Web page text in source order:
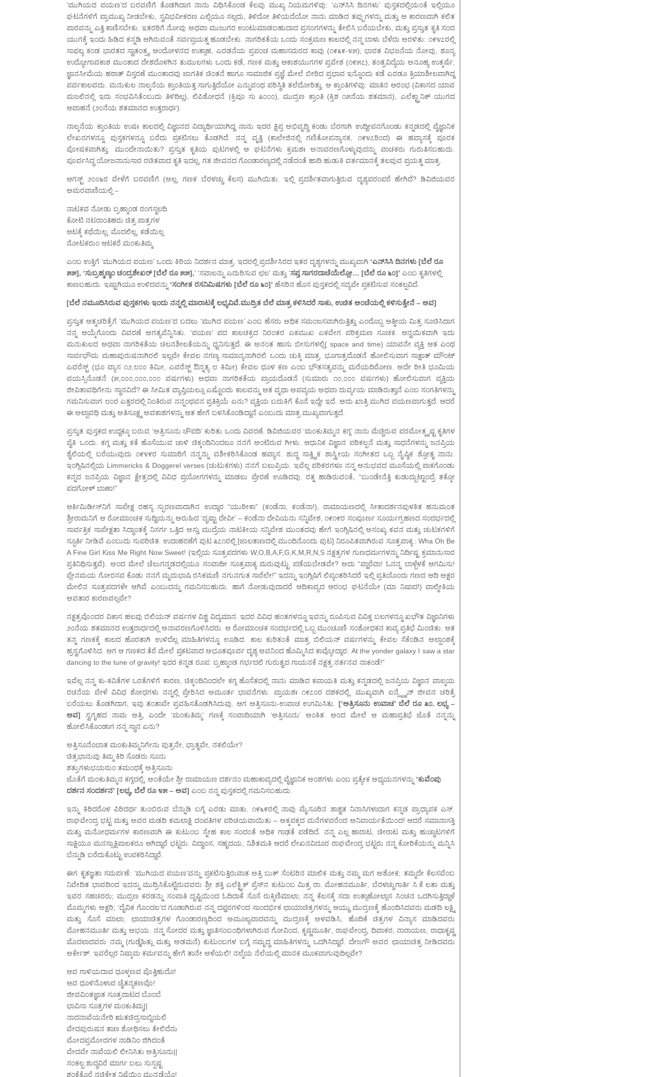
‘ಮುಗಿಯದ ಪಯಣ’ದ ಬರವಣಿಗೆ ತೊಡಗಿದಾಗ ನಾನು ವಿಧಿಸಿಕೊಂಡ ಕೆಲವು ಮುಖ್ಯ ನಿಯಮಗಳಿವು: ‘ಎನ್‌ಸಿಸಿ ದಿನಗಳು’ ಪುಸ್ತಕದಲ್ಲಿಯಂತೆ ಇಲ್ಲಿಯೂ
ಘಟನೆಗಳಿಗೆ ಪ್ರಾಮುಖ್ಯ ನೀಡಬೇಕು, ಸ್ವವಿಭವೀಕರಣ ಎಲ್ಲಿಯೂ ಸಲ್ಲದು, ತಿಳಿದೋ ತಿಳಿಯದೆಯೋ ನಾನು ಮಾಡಿದ ತಪ್ಪುಗಳನ್ನು ಮತ್ತು ಆ ಕಾರಣವಾಗಿ ಕಲಿತ
ಪಾಠವನ್ನು ಎತ್ತಿ ಕಾಣಿಸಬೇಕು. ಇತರರಿಗೆ ನೋವು ಅಥವಾ ಮುಜುಗರ ಉಂಟುಮಾಡಬಹುದಾದ ಪ್ರಸಂಗಗಳನ್ನು ತೇಲಿಸಿ ಬರೆಯಬೇಕು, ಮತ್ತು ಪ್ರಸ್ತುತ ಕೃತಿ ಸಂದ
ಯುಗಕ್ಕೆ ಇಂದು ಹಿಡಿದ ಕನ್ನಡಿ ಆಗಿರುವಂತೆ ಸರ್ವಪ್ರಯತ್ನ ಹೂಡಬೇಕು. ನಾಗರಿಕತೆಯ ಒಂದು ಸಂಕ್ರಮಣ ಕಾಲದಲ್ಲಿ ನನ್ನ ಬಾಳು ಬೆಳೆದು ಅರಳಿತು: ೧೯೪೭ರಲ್ಲಿ
ಸಾಫಲ್ಯ ಕಂಡ ಭಾರತದ ಸ್ವಾತಂತ್ರ್ಯ ಆಂದೋಳನದ ಉತ್ಸಾಹ, ಎರಡನೆಯ ಪ್ರಪಂಚ ಮಹಾಸಮರದ ಕಾವು (೧೯೩೯-೪೫), ಭಾರತ ವಿಭಜನೆಯ ನೋವು, ಶೂನ್ಯ
ಉದ್ಯೋಗಾವಕಾಶ ಮುಂತಾದ ದೇಶದೊಳಗಿನ ತುಮುಲಗಳು ಒಂದು ಕಡೆ, ಗಣಕ ಮತ್ತು ಆಕಾಶಯುಗಗಳ ಪ್ರವೇಶ (೧೯೫೭), ತಂತ್ರವಿದ್ಯೆಯ ಅನೂಹ್ಯ ಉತ್ಕರ್ಷೆ,
ಜ್ಞಾನಸೀಮೆಯ ಹಠಾತ್ ವಿಸ್ತರಣೆ ಮುಂತಾದವು ಜಾಗತಿಕ ಚಿಂತನೆ ಹಾಗೂ ಸಾಮಾಜಿಕ ಪ್ರಜ್ಞೆ ಮೇಲೆ ಬೀರಿದ ಪ್ರಭಾವ ಇನ್ನೊಂದು ಕಡೆ ಎರಡೂ ಕ್ರಿಯಾಶೀಲವಾಗಿದ್ದ
ಪರ್ವಕಾಲವದು. ಮನುಕುಲ ನಾಲ್ಕನೆಯ ಕ್ರಾಂತಿಯತ್ತ ಸಾಗುತ್ತಿದೆಯೋ ಎನ್ನುವಂಥ ಪರಿಸ್ಥಿತಿ ತಲೆದೋರಿತ್ತು. ಆ ಕ್ರಾಂತಿಗಳಿವು: ಮಾತಿನ ಆರಂಭ (ವಿಕಾಸದ ಯಾವ
ಮಜಲಿನಲ್ಲಿ ಇದು ಸಂಭವಿಸಿತೆಂಬುದು ತಿಳಿದಿಲ್ಲ), ಲಿಪಿಶೋಧನೆ (ಕ್ರಿಪೂ ಸು ೩೦೦೦), ಮುದ್ರಣ ಕ್ರಾಂತಿ (ಕ್ರಿಶ ೧೫ನೆಯ ಶತಮಾನ), ಎಲೆಕ್ಟ್ರಾನಿಕ್ ಯುಗದ
ಆವಾಹನೆ (೨೦ನೆಯ ಶತಮಾನದ ಉತ್ತರಾರ್ಧ).
ನಾಲ್ಕನೆಯ ಕ್ರಾಂತಿಯ ಉಷಃ ಕಾಲದಲ್ಲಿ ವಿಜ್ಞಾನದ ವಿದ್ಯಾರ್ಥಿಯಾಗಿದ್ದ ನಾನು ಇದರ ಕ್ಷಿಪ್ರ ಅಭಿವೃದ್ಧಿ ಕಂಡು ಬೆರಗಾಗಿ ಉದ್ದೀಪನಗೊಂಡು ಕನ್ನಡದಲ್ಲಿ ವೈಜ್ಞಾನಿಕ
ಲೇಖನಗಳನ್ನೂ ಪುಸ್ತಕಗಳನ್ನೂ ಬರೆದು ಪ್ರಕಟಿಸಲು ತೊಡಗಿದೆ. ನನ್ನ ವೃತ್ತಿ (ಕಾಲೇಜಿನಲ್ಲಿ ಗಣಿತೋಪನ್ಯಾಸಕ, ೧೯೪೭ರಿಂದ) ಈ ಹವ್ಯಾಸಕ್ಕೆ ಪೂರಕ
ಪೋಷಕವಾಗಿತ್ತು. ಮುಂದೇನಾಯಿತು? ಪ್ರಸ್ತುತ ಕೃತಿಯ ಪುಟಗಳಲ್ಲಿ ಆ ಘಟನೆಗಳು ಕ್ರಮಶಃ ಅನಾವರಣಗೊಳ್ಳುವುದನ್ನು ವಾಚಕರು ಗುರುತಿಸಬಹುದು.
ಪೂರ್ವಸಿದ್ಧ ಯೋಜನಾನುಸಾರ ರಚಿತವಾದ ಕೃತಿ ಇದಲ್ಲ, ಗತ ಜೀವನದ ಗೊಂಡಾರಣ್ಯದಲ್ಲಿ ನಡೆದಂತೆ ಹಾದಿ ಹುಡುಕಿ ವರ್ತಮಾನಕ್ಕೆ ತಲಪುವ ಪ್ರಯತ್ನ ಮಾತ್ರ.
ಆಗಸ್ಟ್ ೨೦೦೬ರ ವೇಳೆಗೆ ಬರವಣಿಗೆ (ಅಲ್ಲ, ಗಣಕ ಬೆರಳಚ್ಚು ಕೆಲಸ) ಮುಗಿಯಿತು. ಇಲ್ಲಿ ಪ್ರದರ್ಶಿತವಾಗುತ್ತಿರುವ ದೃಶ್ಯಪರಂಪರೆ ಹೇಗಿದೆ? ಡಿವಿಜಿಯವರ
ಅಮರವಾಣಿಯಲ್ಲಿ –
ನಾಟಕವ ನೋಡು ಬ್ರಹ್ಮಾಂಡ ರಂಗಸ್ಥಲದಿ
ಕೋಟಿ ನಟರಾಂತಿಹರು ಚಿತ್ರ ಪಾತ್ರಗಳ
ಆಟಕ್ಕೆ ಕಥೆಯಿಲ್ಲ, ಮೊದಲಿಲ್ಲ, ಕಡೆಯಿಲ್ಲ
ನೋಟಕರುಂ ಆಟಕರೆ ಮಂಕುತಿಮ್ಮ
ಎಂಬ ಉಕ್ತಿಗೆ ‘ಮುಗಿಯದ ಪಯಣ’ ಒಂದು ಕಿರಿಯ ನಿದರ್ಶನ ಮಾತ್ರ. ಇದರಲ್ಲಿ ಪ್ರದರ್ಶಿಸಿರದ ಇತರ ದೃಶ್ಯಗಳನ್ನು ಮುಖ್ಯವಾಗಿ ‘ಎನ್‌ಸಿಸಿ ದಿನಗಳು [ಬೆಲೆ ರೂ
೫೫], ‘ಸುಬ್ರಹ್ಮಣ್ಯಂ ಚಂದ್ರಶೇಖರ್ [ಬೆಲೆ ರೂ ೫೫],’ ‘ಸವಾಲನ್ನು ಎದುರಿಸುವ ಛಲ’ ಮತ್ತು ‘ಸಪ್ತ ಸಾಗರದಾಚೆಯೆಲ್ಲೋ… [ಬೆಲೆ ರೂ ೬೦]’ ಎಂಬ ಕೃತಿಗಳಲ್ಲಿ
ಕಾಣಬಹುದು. ಇಷ್ಟಾಗಿಯೂ ಉಳಿದವನ್ನು ‘ಸಂಗೀತ ರಸನಿಮಿಷಗಳು [ಬೆಲೆ ರೂ ೬೦]’ ಹೆಸರಿನ ಹೊಸ ಪುಸ್ತಕದಲ್ಲಿ ಸದ್ಯವೇ ಪ್ರಕಟಿಸುವ ಸಂಕಲ್ಪವಿದೆ.
[ಬೆಲೆ ನಮೂದಿಸಿರುವ ಪುಸ್ತಕಗಳು ಇಂದು ನನ್ನಲ್ಲಿ ಮಾರಾಟಕ್ಕೆ ಲಭ್ಯವಿವೆ.ಮುದ್ರಿತ ಬೆಲೆ ಮಾತ್ರ ಕಳಿಸಿದರೆ ಸಾಕು, ಉಚಿತ ಅಂಚೆಯಲ್ಲಿ ಕಳಿಸುತ್ತೇನೆ – ಅವ]
ಪ್ರಸ್ತುತ ಆತ್ಮಚರಿತ್ರೆಗೆ ‘ಮುಗಿಯದ ಪಯಣ’ದ ಬದಲು ‘ಮುಗಿದ ಪಯಣ’ ಎಂಬ ಹೆಸರು ಅಧಿಕ ಸಮಂಜಸವಾಗಿರುತ್ತಿತ್ತು ಎಂದೊಬ್ಬ ಆತ್ಮೀಯ ಮಿತ್ರ ಸೂಚಿಸಿದಾಗ
ನನ್ನ ಆಯ್ಕೆಗೊಂದು ವಿವರಣೆ ಅಗತ್ಯವೆನ್ನಿಸಿತು. ‘ಪಯಣ’ ಪದ ಕಾಲಚಕ್ರದ ನಿರಂತರ ಏಕಮುಖ ಏಕವೇಗ ಪರಿಕ್ರಮಣ ಸೂಚಕ. ಆನ್ವಯಿಕವಾಗಿ ಇದು
ಮನುಕುಲದ ಅಥವಾ ನಾಗರಿಕತೆಯ ಚಲನಶೀಲತೆಯನ್ನು ಧ್ವನಿಸುತ್ತದೆ. ಈ ಅನಂತ ಹಾಸು ಬೀಸುಗಳಲ್ಲಿ( space and time) ಯಾವನೇ ವ್ಯಕ್ತಿ ಆತ ಎಂಥ
ಸಾರ್ವಭೌಮ ಮಹಾಪುರುಷನಾಗಿರಲಿ ಇಲ್ಲವೇ ಕೇವಲ ನಗಣ್ಯ ಸಾಮಾನ್ಯನಾಗಿರಲಿ ಒಂದು ಚುಕ್ಕಿ ಮಾತ್ರ. ಭೂಗಾತ್ರದೊಡನೆ ಹೋಲಿಸುವಾಗ ಸಾಕ್ಷಾತ್ ಮೌಂಟ್
ಎವರೆಸ್ಟ್ (ಭೂ ವ್ಯಾಸ ೧೨,೮೦೦ ಕಿಮೀ, ಎವರೆಸ್ಟ್ ಔನ್ನತ್ಯ ೮ ಕಿಮೀ) ಕೇವಲ ಧೂಳ ಕಣ ಎಂಬ ಭೌತಸತ್ಯವನ್ನು ಮರೆಯದಿರೋಣ. ಅದೇ ರೀತಿ ಭೂಮಿಯ
ವಯಸ್ಸಿನೊಡನೆ (೫,೦೦೦,೦೦೦,೦೦೦ ವರ್ಷಗಳು) ಅಥವಾ ನಾಗರಿಕತೆಯ ಪ್ರಾಯದೊಡನೆ (ಸುಮಾರು ೧೦,೦೦೦ ವರ್ಷಗಳು) ಹೋಲಿಸುವಾಗ ವ್ಯಕ್ತಿಯ
ಜೀವಿತಾವಧಿಗೇನು ಸ್ಥಾನವಿದೆ? ಈ ಸೀಮಿತ ವ್ಯಾಪ್ತಿಯಲ್ಲೂ ಎಷ್ಟೊಂದು ಕಾಲವನ್ನು ಆತ ವೃಥಾ ಅಪವ್ಯಯ ಅಥವಾ ದುರ್ವ್ಯಯ ಮಾಡಿರುತ್ತಾನೆ ಎಂಬ ಸಂಗತಿಗಳನ್ನು
ಗಮನಿಸುವಾಗ ೮೦ರ ಎತ್ತರದಲ್ಲಿ ನಿಂತಿರುವ ನನ್ನಂಥವನ ಪ್ರತಿಕ್ರಿಯೆ ಏನು? ವ್ಯಕ್ತಿಯ ಬದುಕಿಗೆ ಕೊನೆ ಇದ್ದೇ ಇದೆ. ಅದು ಖಾತ್ರಿ ಮುಗಿದ ಪಯಣವಾಗುತ್ತದೆ. ಆದರೆ
ಈ ಅಲ್ಪಾವಧಿ ಮತ್ತು ಅತಿಸೂಕ್ಷ್ಮ ಅವಕಾಶಗಳನ್ನು ಆತ ಹೇಗೆ ಬಳಸಿಕೊಂಡಿದ್ದಾನೆ ಎಂಬುದು ಮಾತ್ರ ಮುಖ್ಯವಾಗುತ್ತದೆ.
ಪ್ರಸ್ತುತ ಪುಸ್ತಕದ ಉದ್ದಕ್ಕೂ ಬರುವ ‘ಅತ್ರಿಸೂನು ಚೌಪದಿ’ ಕುರಿತು ಒಂದು ವಿವರಣೆ. ಡಿವಿಜಿಯವರ ‘ಮಂಕುತಿಮ್ಮನ ಕಗ್ಗ’ ನಾನು ಮೆಚ್ಚಿರುವ ಪರಮೋತ್ಕೃಷ್ಟ ಕೃತಿಗಳ
ಪೈಕಿ ಒಂದು. ಕಗ್ಗ ಮತ್ತು ಕತೆ ಹೊಸೆಯುವ ಚಾಳಿ ಚಿಕ್ಕಂದಿನಿಂದಲೂ ನನಗೆ ಅಂಟಿರುವ ಗೀಳು. ಆಧುನಿಕ ವಿಜ್ಞಾನ ಪರಿಕಲ್ಪನೆ ಮತ್ತು ಸಾಧನೆಗಳನ್ನು ಜನಪ್ರಿಯ
ಶೈಲಿಯಲ್ಲಿ ಬರೆಯುವುದು ೧೯೪೯ರ ಸುಮಾರಿಗೆ ನನ್ನನ್ನು ವಶೀಕರಿಸಿಕೊಂಡ ಹವ್ಯಾಸ. ಶುದ್ಧ ಸಾತ್ತ್ವಿಕ ಶಾಸ್ತ್ರೀಯ ಸಂಗೀತದ ಒಬ್ಬ ನೈಷ್ಠಿಕ ಶ್ರೋತೃ ನಾನು.
ಇಂಗ್ಲಿಷಿನಲ್ಲಿಯ Limmericks & Doggerel verses (ಚುಟುಕಗಳು) ನನಗೆ ಬಲುಪ್ರಿಯ. ಇವೆಲ್ಲ ಪರಿಕರಗಳೂ ನನ್ನ ಅನುಭವದ ಮೂಸೆಯಲ್ಲಿ ಪಾಕಗೊಂಡು
ಕನ್ನದ ಜನಪ್ರಿಯ ವಿಜ್ಞಾನ ಕ್ಷೇತ್ರದಲ್ಲಿ ವಿವಿಧ ಪ್ರಯೋಗಗಳನ್ನು ಮಾಡಲು ಪ್ರೇರಣೆ ಊಡಿದವು. ರತ್ನ ಹಾಡಿರುವಂತೆ, “ಬುಂಡೇನೆತ್ತಿ ಕುಡುದ್ಬುಟ್ಟಾಂದ್ರೆ ತಕ್ಕೋ
ಪದಗೋಳ್ ಬಾಣಾ!”
ಆರ್ಕಿಮಿಡೀಸ್‌ನಿಗೆ ಸಾಪೇಕ್ಷ ರಹಸ್ಯ ಸ್ಫುರಣವಾದಾಗಿನ ಉದ್ಗಾರ “ಯುರೀಕಾ” (ಕಂಡೆನಾ, ಕಂಡೆನಾ!), ರಾಮಾಯಣದಲ್ಲಿ ಸೀತಾದರ್ಶನಪುಳಕಿತ ಹನುಮಂತ
ಶ್ರೀರಾಮನಿಗೆ ಆ ರೋಮಾಂಚಕ ಸುದ್ದಿಯನ್ನು ಅರುಹಿದ ‘ದೃಷ್ಟಾ ದೇವೀ’ – ಕಂಡೆನಾ ದೇವಿಯನು ಸನ್ನಿವೇಶ, ೧೯೧೯ರ ಸಂಪೂರ್ಣ ಸೂರ್ಯಗ್ರಹಣದ ಸಂದರ್ಭದಲ್ಲಿ
ಸಾರ್ವತ್ರಿಕ ಸಾಪೇಕ್ಷತಾ ಸಿದ್ಧಾಂತಕ್ಕೆ ನಿಸರ್ಗ ಒತ್ತಿದ ಅಸ್ತು ಮುದ್ರೆಯ ನಾಟಕೀಯ ಸನ್ನಿವೇಶ ಮುಂತದವು ಹೇಗೆ ಇಂಗ್ಲಿಷಿನಲ್ಲಿ ಅಸಂಖ್ಯ ಕವನ ಮತ್ತು ಚುಟಕಗಳಿಗೆ
ಸ್ಫೂರ್ತಿ ನೀಡಿವೆ ಎಂಬುದು ಸುಪರಿಚಿತ. ಉದಾಹರಣೆಗೆ ಪುಟ ೩೭೧ರಲ್ಲಿ [ಜಾಲತಾಣದಲ್ಲಿ ಮುಂದಿನೊಂದು ಪುಟ] ನಿರೂಪಿತವಾಗಿರುವ ಸೂತ್ರವಾಕ್ಯ : Wha Oh Be
A Fine Girl Kiss Me Right Now Sweet! (ಇಲ್ಲಿಯ ಸೂತ್ರಪದಗಳು W,O,B,A,F,G,K,M,R,N,S ನಕ್ಷತ್ರಗಳ ಗುಣಧರ್ಮಗಳನ್ನು ನಿರ್ದಿಷ್ಟ ಕ್ರಮಾನುಸಾರ
ಪ್ರತಿನಿಧಿಸುತ್ತವೆ). ಅಂದ ಮೇಲೆ ಚೆಲುಗನ್ನಡದಲ್ಲಿಯೂ ಸಂವಾದೀ ಸೂತ್ರವಾಕ್ಯ ಮರುವುಟ್ಟು ಪಡೆಯಬೇಡವೇ? ಅದು “ವ್ಹಾರೆವಾ! ಓನನ್ನ ಬಾಳ್ಬೆಳಕೆ ಆಗಮಿಸು!
ಪ್ಲೇನಮಯ ಗೋರಸವ ಕೊಡು ನನಗೆ ಮೃದುಭಾಷಿ ರಸಿಕಮಣಿ ನಗುನಗುತ ಸಾರೆಲೇ!” ಇದನ್ನು ಇಂಗ್ಲಿಷಿಗೆ ಲಿಪ್ಯಂತರಿಸಿದರೆ ಇಲ್ಲಿ ಪ್ರತಿಯೊಂದು ಗಣದ ಆದಿ ಅಕ್ಷರ
ಮೇಲಿನ ಸೂತ್ರಪದಗಳೇ ಆಗಿವೆ ಎಂಬುದನ್ನು ಗಮನಿಸಬಹುದು. ಹಾಗೆ ನೋಡುವುದಾದರೆ ಆದಿಕಾವ್ಯದ ಆರಂಭ ಘಟನೆಯೇ (ಮಾ ನಿಷಾದ!) ವಾಲ್ಮೀಕಿಯ
ಅವತಾರ ಕಾರಣವಲ್ಲವೇ?
ನಕ್ಷತ್ರವೊಂದರ ವಿಕಾಸ ಹಲವು ಬಿಲಿಯನ್ ವರ್ಷಗಳ ವಿಶ್ವ ವಿದ್ಯಮಾನ. ಇದರ ವಿವಿಧ ಹಂತಗಳನ್ನೂ ಇವನ್ನು ರೂಪಿಸುವ ವಿವಿಕ್ತ ಬಲಗಳನ್ನೂ ಖಭೌತ ವಿಜ್ಞಾನಿಗಳು
೨೦ನೆಯ ಶತಮಾನದ ಉತ್ತರಾರ್ಧದಲ್ಲಿ ಅನಾವರಣಗೊಳಿಸಿದರು. ಆ ರೋಮಾಂಚಕ ಸಂದರ್ಭದಲ್ಲಿ ಒಬ್ಬ ಮುಂಚೂಣಿ ಸಂಶೋಧಕನ ಕಾವ್ಯ ಪ್ರತಿಭೆ ಮಿಂಚಿತು: ಆತ
ತನ್ನ ಗಣಕಕ್ಕೆ ಕಾಲದ ಹೊರತಾಗಿ ಉಳಿದೆಲ್ಲ ಮಾಹಿತಿಗಳನ್ನೂ ಊಡಿದ. ಕಾಲ ಕುರಿತಂತೆ ಮಾತ್ರ ಬಿಲಿಯನ್ ವರ್ಷಗಳನ್ನು ಕೇವಲ ಸೆಕೆಂಡಿನ ಅಲ್ಪಾಂಶಕ್ಕೆ
ಹ್ರಸ್ವಗೊಳಿಸಿದ. ಆಗ ಆ ಗಣಕದ ತೆರೆ ಮೇಲೆ ಪ್ರಕಟವಾದ ಅಭೂತಪೂರ್ವ ದೃಶ್ಯ ಅವನಿಂದ ಹೊಮ್ಮಿಸಿದ ಕಾವ್ಯೋದ್ಗಾರ: At the yonder galaxy I saw a star
dancing to the tune of gravity! ಇದರ ಕನ್ನಡ ರೂಪ: ಬ್ರಹ್ಮಾಂಡ ಗರ್ಭದಲಿ ಗುರುತ್ವದ ಗಾಯನಕೆ ನಕ್ಷತ್ರ ನರ್ತನವ ನಾಕಂಡೆ!”
ಇವೆಲ್ಲ ನನ್ನ ಕು-ಕವಿತೆಗಳ ಒರತೆಗಳಿಗೆ ಕಾರಣ, ಚಿಕ್ಕಂದಿನಿಂದಲೇ ಕಗ್ಗ ಹೊಸೆತದಲ್ಲಿ ನಾನು ಮಾಡಿದ ಕವಾಯತಿ ಮತ್ತು ಕನ್ನಡದಲ್ಲಿ ಜನಪ್ರಿಯ ವಿಜ್ಞಾನ ವಾಙ್ಮಯ
ರಚನೆಯ ವೇಳೆ ವಿವಿಧ ಶೋಧಗಳು ನನ್ನಲ್ಲಿ ಪ್ರೇರಿಸಿದ ಅಮೂರ್ತ ಭಾವನೆಗಳು. ಪ್ರಾಯಶಃ ೧೯೭೦ರ ದಶಕದಲ್ಲಿ, ಮುಖ್ಯವಾಗಿ ಐನ್ಸ್ಟೈನ್ ಜೀವನ ಚರಿತ್ರೆ
ಬರೆಯಲು ತೊಡಗಿದಾಗ, ಇವು ತಂತಾವೇ ಪ್ರವಹಿಸತೊಡಗಿಸಿದುವು. ಆಗ ಅತ್ರಿಸೂನು-ಉವಾಚ ಉಗಮಿಸಿತು. [‘ಅತ್ರಿಸೂನು ಉವಾಚ’ ಬೆಲೆ ರೂ ೩೦. ಲಭ್ಯ –
ಅವ] ಸ್ವಗೃಹದ ನಾಮ ಅತ್ರಿ, ಎಂದೇ ‘ಮಂಕುತಿಮ್ಮ’ ಗಣಕ್ಕೆ ಸಂವಾದಿಯಾಗಿ ‘ಅತ್ರಿಸೂನು’ ಅಂಕಿತ. ಅಂದ ಮೇಲೆ ಆ ಮಹಾಪ್ರತಿಭೆ ಜೊತೆ ನನ್ನನ್ನು
ಹೋಲಿಸಿಕೊಂಡಾಗ ನನ್ನ ಸ್ಥಾನ ಏನು?
ಅತ್ರಿಸೂನೆಂಬಾತ ಮಂಕುತಿಮ್ಮನಿಗೇನು ಪುತ್ರನೇ, ಭ್ರಾತೃವೇ, ನಕಲಿಯೇ?
ಚಿತ್ರಭಾನುವು ತಿಮ್ಮ ಕಿರಿ ಸೊಡರು ಸೂನು
ಶತ್ರುಗಳುಭಯರುಂ ತಮಂಧಕ್ಕೆ ಅತ್ರಿಸೂನು
ಜೊತೆಗೆ ಮಂಕುತಿಮ್ಮನ ಕಗ್ಗದಲ್ಲಿ, ಅಂತೆಯೇ ಶ್ರೀ ರಾಮಾಯಣ ದರ್ಶನಂ ಮಹಾಕಾವ್ಯದಲ್ಲಿ ವೈಜ್ಞಾನಿಕ ಅಂಶಗಳು ಎಂಬ ಪ್ರತ್ಯೇಕ ಅಧ್ಯಯನಗಳನ್ನು ‘ಕುವೆಂಪು
ದರ್ಶನ ಸಂದರ್ಶನ’ [ಲಭ್ಯ, ಬೆಲೆ ರೂ ೪೫ – ಅವ] ಎಂಬ ನನ್ನ ಪುಸ್ತಕದಲ್ಲಿ ಗಮನಿಸಬಹುದು.
ಇನ್ನು ಕಿರಿದರೊಳ ಪಿರಿದರ್ಥ ತುಂಬಿರುವ ಬೆನ್ನುಡಿ ಬಗ್ಗೆ ಎರಡು ಮಾತು. ೧೯೬೯ರಲ್ಲಿ ನಾವು ಮೈಸೂರಿನ ಶಾಶ್ವತ ನಿನಾಸಿಗಳಾದಾಗ ಕನ್ನಡ ಪ್ರಾಧ್ಯಾಪಕ ಎಸ್.
ರಾಘವೇಂದ್ರ ಭಟ್ಟ ಮತ್ತು ಅವರ ಮಡದಿ ಕಮಲಾಕ್ಷಿ ದಂಪತಿಗಳ ಪರಿಚಯವಾಯಿತು – ಅಕ್ಕಪಕ್ಕದ ಮನೆಗಳವರೆಂದ ಅನಿವಾರ್ಯತೆಯಿಂದ! ಆದರೆ ಸಮಾನಾಸಕ್ತಿ
ಮತ್ತು ಮನೋಧರ್ಮಗಳ ಕಾರಣವಾಗಿ ಈ ಕುಟುಂಬ ಸ್ನೇಹ ಕಾಲ ಸಂದಂತೆ ಅಧಿಕ ಗಾಢತೆ ಪಡೆದಿದೆ. ನನ್ನ ಎಲ್ಲ ಹಾರಾಟ, ಚೀರಾಟ ಮತ್ತು ಹುಚ್ಚಾಟಗಳಿಗೆ
ಸಾಕ್ಷಿಯೂ ಮನಸ್ಸಾಕ್ಷಿಪಾಲಕರೂ ಆಗಿದ್ದಾರೆ ಭಟ್ಟರು. ವಿದ್ವಾಂಸ, ಸಹೃದಯ, ನಿಶಿತಮತಿ ಆದರೆ ಲೇಖನವಿದೂರ ರಾಘವೇಂದ್ರ ಭಟ್ಟರು ನನ್ನ ಕೋರಿಕೆಯನ್ನು ಮನ್ನಿಸಿ
ಬೆನ್ನುಡಿ ಬರೆದುಕೊಟ್ಟು ಉಪಕರಿಸಿದ್ದಾರೆ.
ಈಗ ಕೃತಜ್ಞತಾ ಸಮರ್ಪಣೆ: ‘ಮುಗಿಯದ ಪಯಣ’ವನ್ನು ಪ್ರಕಟಿಸುತ್ತಿರುವಾತ ಅತ್ರಿ ಬುಕ್ ಸೆಂಟರಿನ ಮಾಲಿಕ ಮತ್ತು ನಮ್ಮ ಮಗ ಅಶೋಕ; ತಮ್ಮದೇ ಕೆಲಸವೆಂಬ
ನಿವೇದಿತ ಭಾವದಿಂದ ಇದನ್ನು ಮುದ್ರಿಸಿಕೊಟ್ಟಿರುವವರು ಶ್ರೀ ಶಕ್ತಿ ಎಲೆಕ್ಟ್ರಿಕ್ ಪ್ರೆಸ್‌ನ ಕುಟುಂಬ ಮಿತ್ರ ರಾ. ಮೋಹನಮೂರ್ತಿ, ಬೆರಳಚ್ಚುಗಾರ್ತಿ ಸಿ.ಕೆ ಲತಾ ಮತ್ತು
ಇವರ ಸಹಚರರು; ಮುದ್ರಣ ಕರಡನ್ನು ಸಂಪಾತಿ ದೃಷ್ಟಿಯಿಂದ ಓದಿದಾಕೆ ಸೊಸೆ ರುಕ್ಮಿಣಿಮಾಲಾ; ನನ್ನ ಕೆಲಸಕ್ಕೆ ಸದಾ ಉತ್ಸಾಹೋಲ್ಲಾಸ ಸಿಂಚನ ಒದಗಿಸುತ್ತಿದ್ದಾಳೆ
ಮೊಮ್ಮಗಳು ಅಕ್ಷರಿ; ‘ದೈವಿಕ ಗೊಂದಲ’ದ ಗೂಡಾಗಿರುವ ನನ್ನ ದಫ್ತರಗಳಿಂದ ಸಾಂದರ್ಭಿಕ ಛಾಯಾಚಿತ್ರಗಳನ್ನು ಆಯ್ದು ಮುದ್ರಣಕ್ಕೆ ಹೊಂದಿಸಿದವರು ಮಡದಿ ಲಕ್ಷ್ಮಿ
ಮತ್ತು ಸೊಸೆ ಮಾಲಾ; ಛಾಯಾಚಿತ್ರಗಳ ಗೊಂಡಾರಣ್ಯದಿಂದ ಅಮೂಲ್ಯವಾದವನ್ನು ಮುದ್ರಣಕ್ಕೆ ಅಳವಡಿಸಿ, ಹೊದಿಕೆ ಚಿತ್ರಗಳ ವಿನ್ಯಾಸ ಮಾಡಿದವರು
ಮೋಹನಮೂರ್ತಿ ಮತ್ತು ಅಭಯ. ನನ್ನ ಸೋದರ ಮತ್ತು ಜ್ಞಾತಿಸಂಬಂಧಿಗಳಾಗಿರುವ ಗೋವಿಂದ, ಕೃಷ್ಣಮೂರ್ತಿ, ರಾಘವೇಂದ್ರ, ದಿವಾಕರ, ನಾರಾಯಣ, ರಾಧಾಕೃಷ್ಣ
ಮೊದಲಾದವರು ನಮ್ಮ (ಗುಡ್ಡೆಹಿತ್ಲು ಮತ್ತು ಅಡಮನೆ) ಕುಟುಂಬಗಳ ಬಗ್ಗೆ ಸಮೃದ್ಧ ಮಾಹಿತಿಗಳನ್ನು ಒದಗಿಸಿದ್ದಾರೆ. ದೇಜಗೌ ಅವರ ಛಾಯಾಚಿತ್ರ ನೀಡಿದವರು
ಅರ್ಕೇಶ್. ಇವರೆಲ್ಲರ ನಿಷ್ಕಾಮ ಕರ್ಮವನ್ನು ಹೇಗೆ ತಾನೇ ಅಳೆಯಲಿ! ನಲ್ಮೆಯ ನೆಲೆಯಲ್ಲಿ ಮಾನಕ ಮೂಕವಾಗುವುದಿಲ್ಲವೇ?
ಆವ ಗಾಳಿಯದಾವ ಧೂಳ್ಕಣವ ಪೊತ್ತಿಹುದೊ!
ಆವ ಧೂಳಿನೊಳಾವ ಚೈತನ್ಯಕಣವೊ!
ಜೀವವಿಂತಜ್ಞಾತ ಸೂತ್ರದಾಟದ ಬೊಂಬೆ
ಭಾವಿಸಾ ಸೂತ್ರಗಳ ಮಂಕುತಿಮ್ಮ||
ನಾದನಾವೆಯನೇರಿ ಋತಚಿದ್ರಸಾಬ್ದಿಯಲಿ
ವೇದಪುರುಷನ ತಾಣ ಶೋಧಿಸಲು ತೇಲಿದೆನು
ಮೋದಪ್ರಮೋದಗಳ ನಾಡಿನಿಂ ಜಿಗಿದಂತೆ
ವೇದವೇ ನಾವೆಯಲಿ ಲೀನಿಸಿತು ಅತ್ರಿಸೂನು||
ಸಂಕಲ್ಪ ಶುದ್ಧವಿರೆ ಮಾರ್ಗ ಬಲು ಸುಸ್ಪಷ್ಟ
ಶಂಕೆತೊರೆ ನಚಿಕೇತ ನಿಷ್ಠೆಯಿಂ ಮುನ್ನಡೆಯೊ!